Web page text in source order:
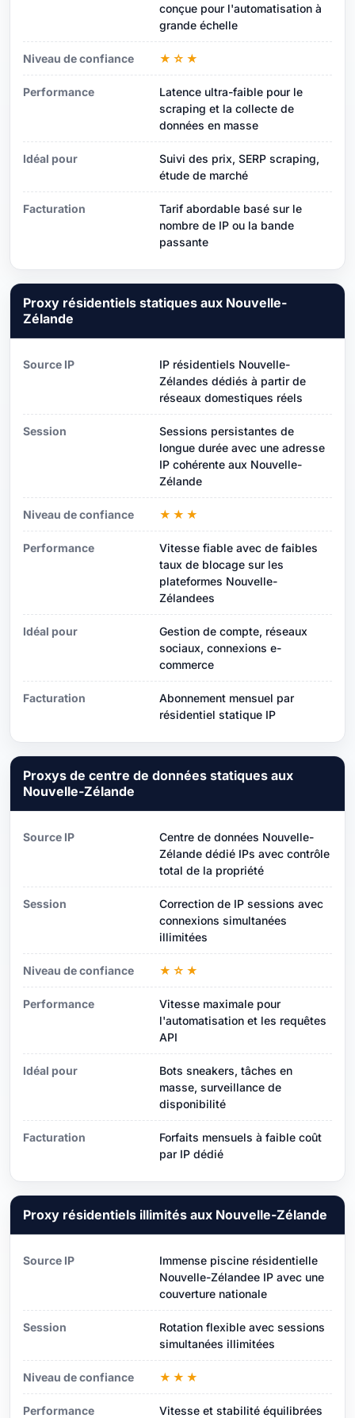
conçue pour l'automatisation à
grande échelle
Niveau de confiance ★☆★
Performance
Latence ultra-faible pour le
scraping et la collecte de
données en masse
Idéal pour
Suivi des prix, SERP scraping,
étude de marché
Facturation
Tarif abordable basé sur le
nombre de IP ou la bande
passante
Proxy résidentiels statiques aux Nouvelle-
Zélande
Source IP
IP résidentiels Nouvelle-
Zélandes dédiés à partir de
réseaux domestiques réels
Session
Sessions persistantes de
longue durée avec une adresse
IP cohérente aux Nouvelle-
Zélande
Niveau de confiance ★★★
Performance
Vitesse fiable avec de faibles
taux de blocage sur les
plateformes Nouvelle-
Zélandees
Idéal pour
Gestion de compte, réseaux
sociaux, connexions e-
commerce
Facturation
Abonnement mensuel par
résidentiel statique IP
Proxys de centre de données statiques aux
Nouvelle-Zélande
Source IP
Centre de données Nouvelle-
Zélande dédié IPs avec contrôle
total de la propriété
Session
Correction de IP sessions avec
connexions simultanées
illimitées
Niveau de confiance ★☆★
Performance
Vitesse maximale pour
l'automatisation et les requêtes
API
Idéal pour
Bots sneakers, tâches en
masse, surveillance de
disponibilité
Facturation
Forfaits mensuels à faible coût
par IP dédié
Proxy résidentiels illimités aux Nouvelle-Zélande
Source IP
Immense piscine résidentielle
Nouvelle-Zélandee IP avec une
couverture nationale
Session
Rotation flexible avec sessions
simultanées illimitées
Niveau de confiance ★★★
Performance
Vitesse et stabilité équilibrées